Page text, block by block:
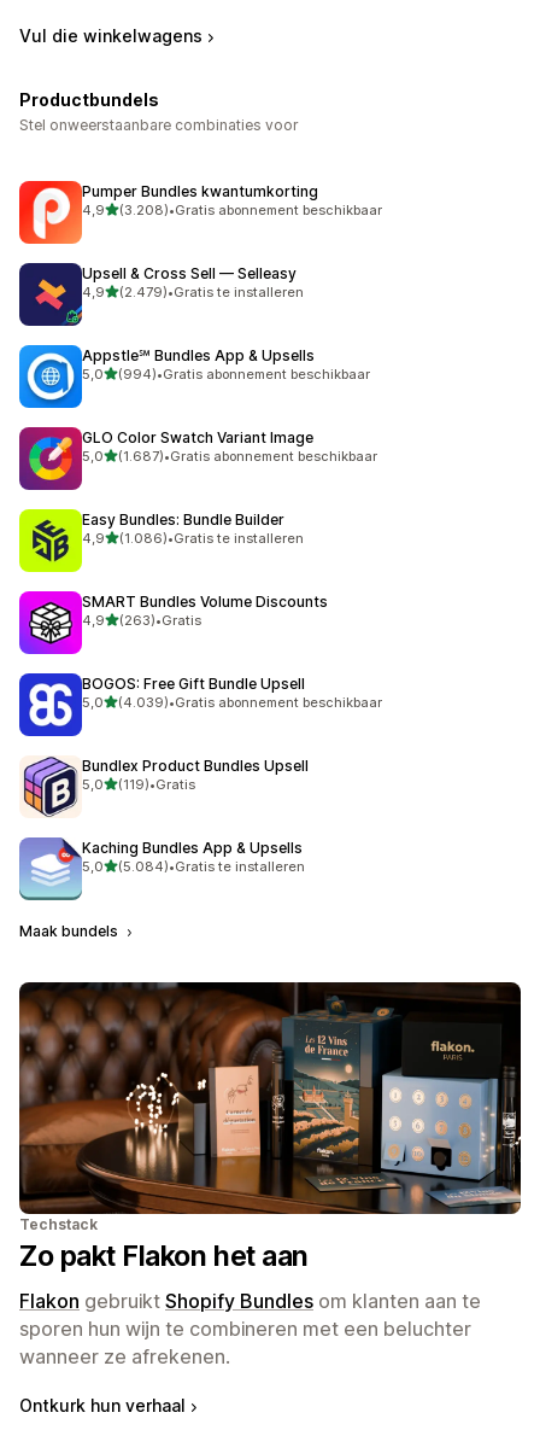
Vul die winkelwagens
Productbundels
Stel onweerstaanbare combinaties voor
Pumper Bundles kwantumkorting
4,9van 5 sterren
(3.208)
3208 recensies in totaal
•Gratis abonnement beschikbaar
Upsell & Cross Sell — Selleasy
4,9van 5 sterren
(2.479)
2479 recensies in totaal
•Gratis te installeren
Appstle℠ Bundles App & Upsells
5,0van 5 sterren
(994)
994 recensies in totaal
•Gratis abonnement beschikbaar
GLO Color Swatch Variant Image
5,0van 5 sterren
(1.687)
1687 recensies in totaal
•Gratis abonnement beschikbaar
Easy Bundles: Bundle Builder
4,9van 5 sterren
(1.086)
1086 recensies in totaal
•Gratis te installeren
SMART Bundles Volume Discounts
4,9van 5 sterren
(263)
263 recensies in totaal
•Gratis
BOGOS: Free Gift Bundle Upsell
5,0van 5 sterren
(4.039)
4039 recensies in totaal
•Gratis abonnement beschikbaar
Bundlex Product Bundles Upsell
5,0van 5 sterren
(119)
119 recensies in totaal
•Gratis
Kaching Bundles App & Upsells
5,0van 5 sterren
(5.084)
5084 recensies in totaal
•Gratis te installeren
Maak bundels
Techstack
Zo pakt Flakon het aan
Flakon gebruikt Shopify Bundles om klanten aan te
sporen hun wijn te combineren met een beluchter
wanneer ze afrekenen.
Ontkurk hun verhaal